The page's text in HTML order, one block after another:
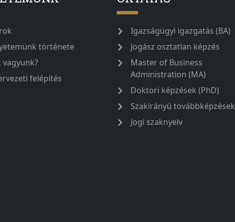
története
vagyunk?
felépítés
Igazságügyi igazgatás (BA)
Jogász osztatlan képzés
Master of Business
Administration (MA)
Doktori képzések (PhD)
Szakirányú továbbképzések
Jogi szaknyelv